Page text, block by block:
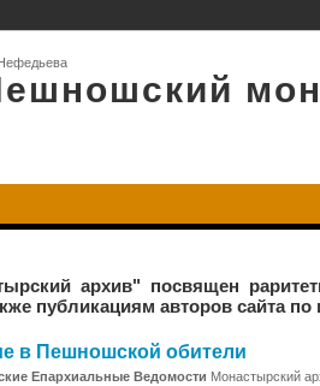
архив" посвящен
публикациям авторов сайта по
в Пешношской обители
Епархиальные Ведомости Монастырский